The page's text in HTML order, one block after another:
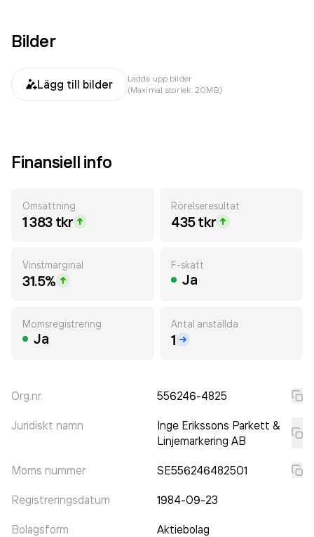
Bilder
Lägg till bilder
Ladda upp bilder
(Maximal storlek: 20MB)
Finansiell info
Omsättning
1 383 tkr
Rörelseresultat
435 tkr
Vinstmarginal
31.5%
F-skatt
Ja
Momsregistrering
Ja
Antal anställda
1
Org.nr. 556246-4825
Juridiskt namn
Inge Erikssons Parkett &
Linjemarkering AB
Moms nummer SE556246482501
Registreringsdatum 1984-09-23
Bolagsform Aktiebolag